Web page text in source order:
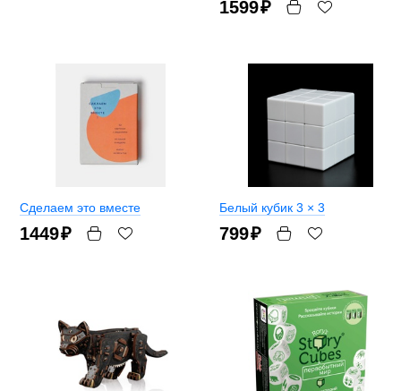
1599₽
Сделаем это вместе
1449₽
Белый кубик 3 × 3
799₽